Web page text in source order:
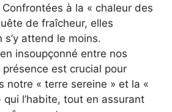
à la « chaleur des
de fraîcheur, elles
s’y attend le moins.
insoupçonné entre nos
est crucial pour
notre « terre sereine » et la «
qui l’habite, tout en assurant